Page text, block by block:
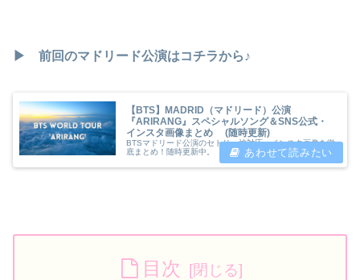
▶ 前回のマドリード公演はコチラから♪
【BTS】MADRID（マドリード）公演
『ARIRANG』スペシャルソング＆SNS公式・
インスタ画像まとめ (随時更新)
BTSマドリード公演のセトリ・神対応・インスタ画像を徹
底まとめ！随時更新中。
目次